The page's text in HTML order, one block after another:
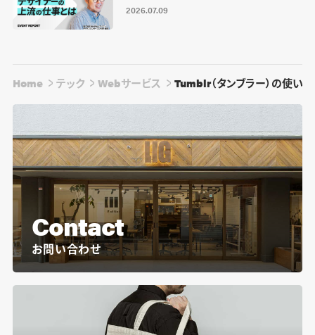
2026.07.09
Home テック Webサービス Tumblr（タンブラー）の使い方
Contact
お問い合わせ